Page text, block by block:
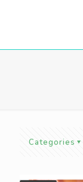
Categories